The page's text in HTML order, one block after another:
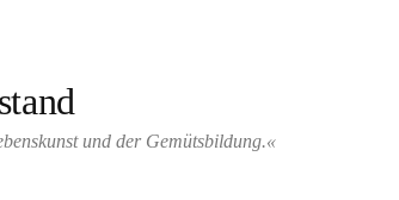
und der Gemütsbildung.«